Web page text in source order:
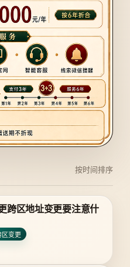
按时间排序
跨区地址变更要注意什
区变更